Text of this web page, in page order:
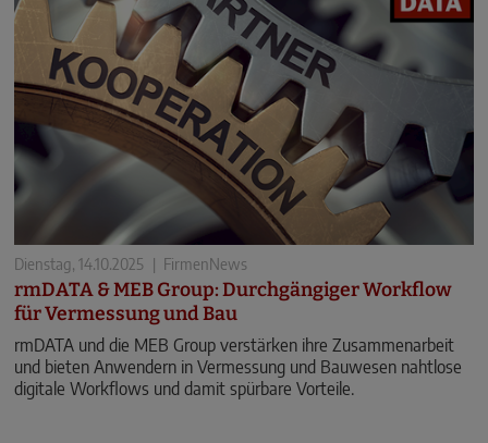
Dienstag, 14.10.2025 | FirmenNews
rmDATA & MEB Group: Durchgängiger Workflow
für Vermessung und Bau
rmDATA und die MEB Group verstärken ihre Zusammenarbeit
und bieten Anwendern in Vermessung und Bauwesen nahtlose
digitale Workflows und damit spürbare Vorteile.